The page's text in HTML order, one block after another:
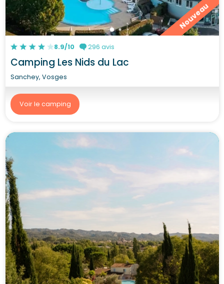
Nouveau
8.9/10 296 avis
Camping Les Nids du Lac
Sanchey, Vosges
Voir le camping